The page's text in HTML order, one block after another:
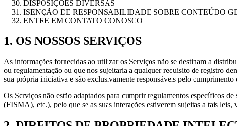
DISPOSIÇÕES DIVERSAS
ISENÇÃO DE RESPONSABILIDADE SOBRE CONTEÚDO
ENTRE EM CONTATO CONOSCO
1. OS NOSSOS SERVIÇOS
As informações fornecidas ao utilizar os Serviços não se destinam a
ou regulamentação ou que nos sujeitaria a qualquer requisito de registro
sua própria iniciativa e são exclusivamente responsáveis pelo
Os Serviços não estão adaptados para cumprir regulamentos específicos
(FISMA), etc.), pelo que se as suas interações estiverem sujeitas a tais